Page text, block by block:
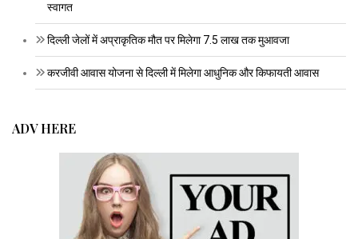
स्वागत
दिल्ली जेलों में अप्राकृतिक मौत पर मिलेगा 7.5 लाख तक मुआवजा
करजीवी आवास योजना से दिल्ली में मिलेगा आधुनिक और किफायती आवास
ADV HERE